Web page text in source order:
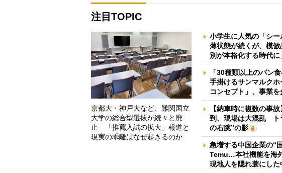
注目TOPIC
京都大・神戸大など、難関国立
大学の総合型選抜が続々と廃
止 「推薦入試の拡大」報道と
現実の乖離はなぜ起きるのか
小学生に人気の「シ
薄状態が続くが、模
別が本格化する時代に
「30種類以上のパン
手掛けるサンマルク
コンセプト」、事業
【納車時に複数の事
到、現場は大混乱 ト
の右腕”の影
急増する中国企業の“
Temu…本社機能を海
現地人を隠れ蓑にし